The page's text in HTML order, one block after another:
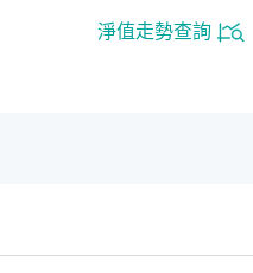
淨值走勢查詢